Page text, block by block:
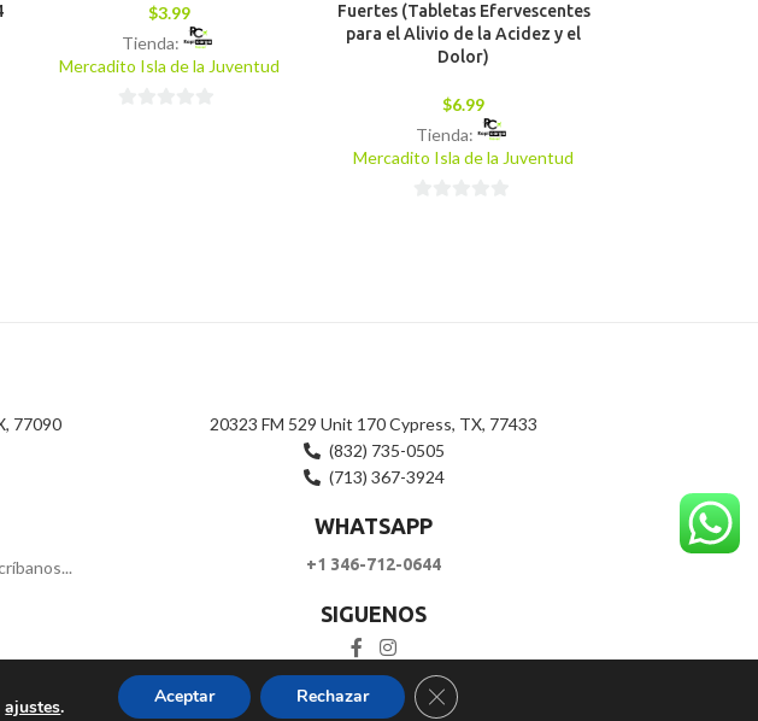
$3.99
Tienda:
Mercadito Isla de la Juventud
Fuertes (Tabletas Efervescentes
para el Alivio de la Acidez y el
Dolor)
$6.99
Tienda:
Mercadito Isla de la Juventud
77090
20323 FM 529 Unit 170 Cypress, TX, 77433
(832) 735-0505
(713) 367-3924
WHATSAPP
+1 346-712-0644
SIGUENOS
ajustes. Aceptar Rechazar Cerrar el banner de cookies RGPD